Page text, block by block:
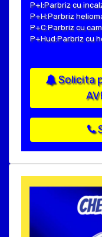
P+I:Parbriz cu
P+H:Parbriz
P+C:Parbriz cu
P+Hud:Parbriz cu
Solicita